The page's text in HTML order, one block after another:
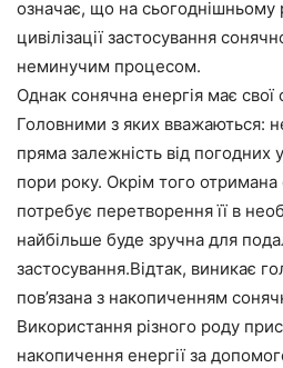
означає, що на сьогоднішньому
цивілізації застосування
неминучим процесом.
Однак сонячна енергія має свої
Головними з яких вважаються:
пряма залежність від погодних
пори року. Окрім того отримана
потребує перетворення її в
найбільше буде зручна для
застосування.Відтак, виникає
пов’язана з накопиченням
Використання різного роду
накопичення енергії за